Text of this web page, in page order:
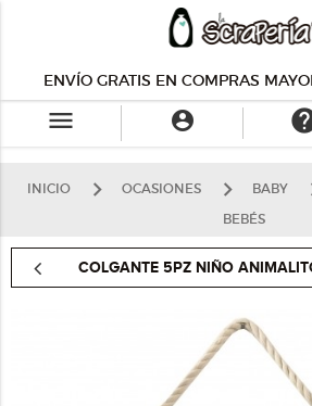
ENVÍO GRATIS EN COMPRAS
menu 
INICIO OCASIONES BABY
BEBÉS
COLGANTE 5PZ NIÑO